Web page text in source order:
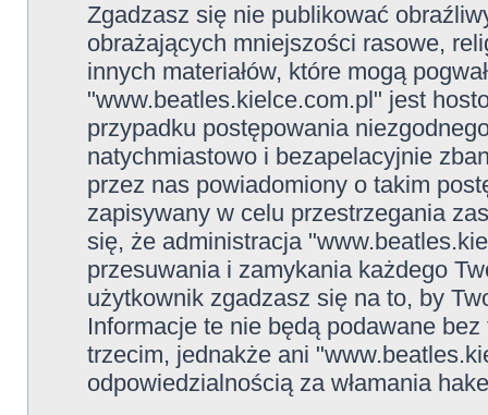
Zgadzasz się nie publikować
obrażających mniejszości rasowe,
innych materiałów, które mogą
"www.beatles.kielce.com.pl" jest
przypadku postępowania
natychmiastowo i bezapelacyjnie
przez nas powiadomiony o takim
zapisywany w celu przestrzegania
się, że administracja
przesuwania i zamykania każdego
użytkownik zgadzasz się na to, by
Informacje te nie będą podawane
trzecim, jednakże ani
odpowiedzialnością za włamania